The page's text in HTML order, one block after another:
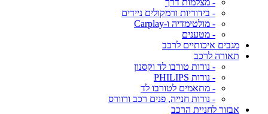
- מצלמות דרך
- בידוריות ורמקולים ניידים
- מולטימדיה ו-Carplay
- מטענים
מגבים איכותיים לרכב
תאורה לרכב
- נורות טורבו לד וקסנון
- נורות PHILIPS
- מתאמים לטורבו לד
- נורות חנייה, פנים רכב ורוורס
אבזור לחניית הרכב